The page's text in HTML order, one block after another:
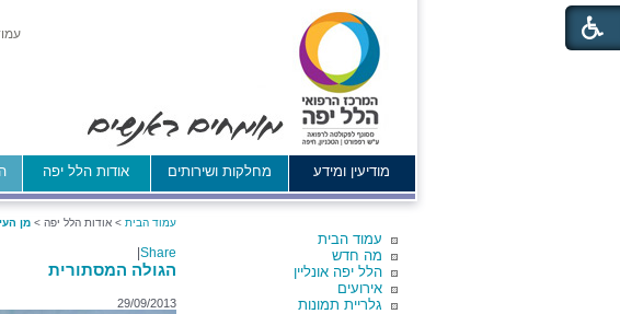
מודיעין ומידע מחלקות ושירותים אודות הלל יפה
עמוד הבית
מה חדש
הלל יפה אונליין
אירועים
גלריית תמונות
עמוד הבית > אודות הלל יפה > מן
Share
הגולה המסתורית
29/09/2013